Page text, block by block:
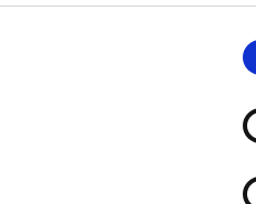
intern
Komposit,